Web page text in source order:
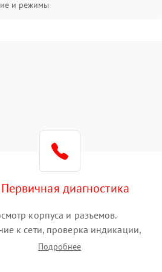
и режимы
диагностика
корпуса и разъемов.
к сети, проверка индикации,
и кодов ошибок. Измерение
Подробнее